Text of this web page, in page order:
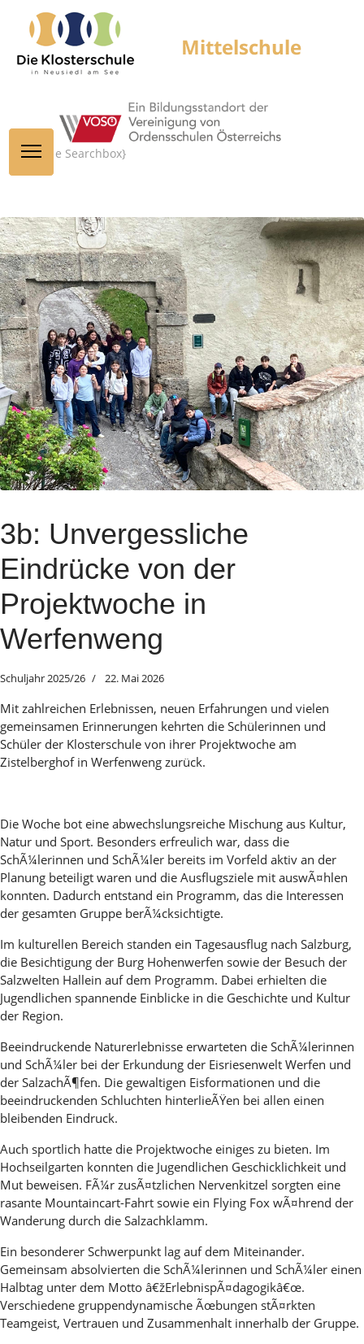
{module Searchbox}
3b: Unvergessliche
Eindrücke von der
Projektwoche in
Werfenweng
Schuljahr 2025/26 22. Mai 2026
Mit zahlreichen Erlebnissen, neuen Erfahrungen und vielen
gemeinsamen Erinnerungen kehrten die Schülerinnen und
Schüler der Klosterschule von ihrer Projektwoche am
Zistelberghof in Werfenweng zurück.
Die Woche bot eine abwechslungsreiche Mischung aus Kultur,
Natur und Sport. Besonders erfreulich war, dass die
SchÃ¼lerinnen und SchÃ¼ler bereits im Vorfeld aktiv an der
Planung beteiligt waren und die Ausflugsziele mit auswÃ¤hlen
konnten. Dadurch entstand ein Programm, das die Interessen
der gesamten Gruppe berÃ¼cksichtigte.
Im kulturellen Bereich standen ein Tagesausflug nach Salzburg,
die Besichtigung der Burg Hohenwerfen sowie der Besuch der
Salzwelten Hallein auf dem Programm. Dabei erhielten die
Jugendlichen spannende Einblicke in die Geschichte und Kultur
der Region.
Beeindruckende Naturerlebnisse erwarteten die SchÃ¼lerinnen
und SchÃ¼ler bei der Erkundung der Eisriesenwelt Werfen und
der SalzachÃ¶fen. Die gewaltigen Eisformationen und die
beeindruckenden Schluchten hinterlieÃŸen bei allen einen
bleibenden Eindruck.
Auch sportlich hatte die Projektwoche einiges zu bieten. Im
Hochseilgarten konnten die Jugendlichen Geschicklichkeit und
Mut beweisen. FÃ¼r zusÃ¤tzlichen Nervenkitzel sorgten eine
rasante Mountaincart-Fahrt sowie ein Flying Fox wÃ¤hrend der
Wanderung durch die Salzachklamm.
Ein besonderer Schwerpunkt lag auf dem Miteinander.
Gemeinsam absolvierten die SchÃ¼lerinnen und SchÃ¼ler einen
Halbtag unter dem Motto â€žErlebnispÃ¤dagogikâ€œ.
Verschiedene gruppendynamische Ãœbungen stÃ¤rkten
Teamgeist, Vertrauen und Zusammenhalt innerhalb der Gruppe.